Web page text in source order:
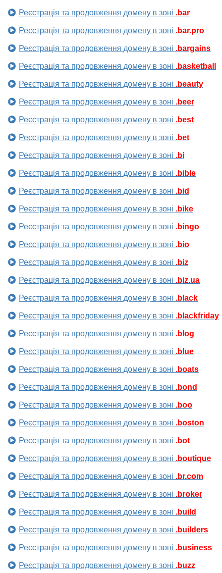
Реєстрація та продовження домену в зоні .bar
Реєстрація та продовження домену в зоні .bar.pro
Реєстрація та продовження домену в зоні .bargains
Реєстрація та продовження домену в зоні .basketball
Реєстрація та продовження домену в зоні .beauty
Реєстрація та продовження домену в зоні .beer
Реєстрація та продовження домену в зоні .best
Реєстрація та продовження домену в зоні .bet
Реєстрація та продовження домену в зоні .bi
Реєстрація та продовження домену в зоні .bible
Реєстрація та продовження домену в зоні .bid
Реєстрація та продовження домену в зоні .bike
Реєстрація та продовження домену в зоні .bingo
Реєстрація та продовження домену в зоні .bio
Реєстрація та продовження домену в зоні .biz
Реєстрація та продовження домену в зоні .biz.ua
Реєстрація та продовження домену в зоні .black
Реєстрація та продовження домену в зоні .blackfriday
Реєстрація та продовження домену в зоні .blog
Реєстрація та продовження домену в зоні .blue
Реєстрація та продовження домену в зоні .boats
Реєстрація та продовження домену в зоні .bond
Реєстрація та продовження домену в зоні .boo
Реєстрація та продовження домену в зоні .boston
Реєстрація та продовження домену в зоні .bot
Реєстрація та продовження домену в зоні .boutique
Реєстрація та продовження домену в зоні .br.com
Реєстрація та продовження домену в зоні .broker
Реєстрація та продовження домену в зоні .build
Реєстрація та продовження домену в зоні .builders
Реєстрація та продовження домену в зоні .business
Реєстрація та продовження домену в зоні .buzz